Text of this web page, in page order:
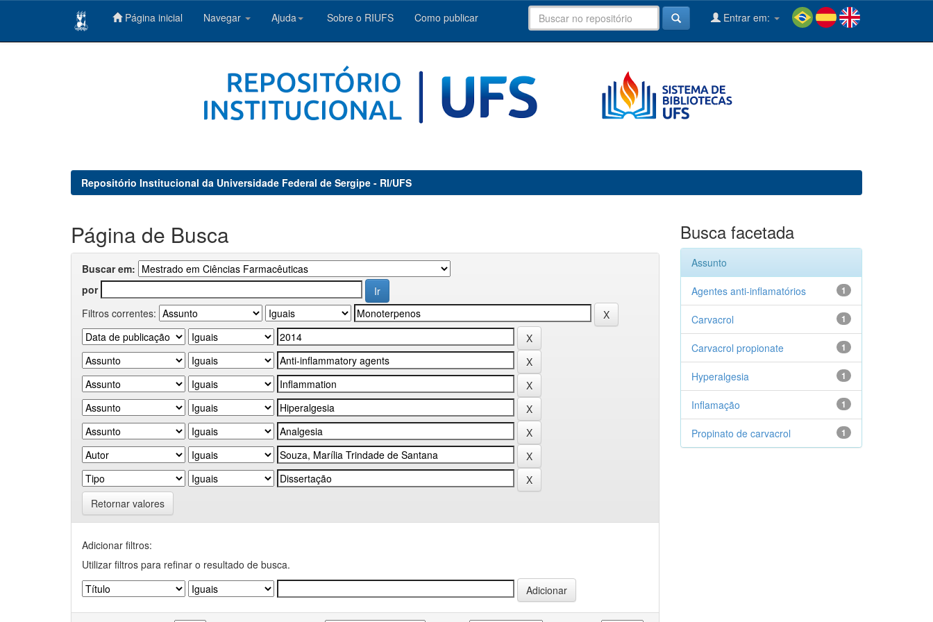
Página inicial Navegar Ajuda Sobre o RIUFS Como publicar Entrar em:
Repositório Institucional da Universidade Federal de Sergipe - RI/UFS
Página de Busca
Buscar em:
por
Filtros correntes:
Retornar valores
Adicionar filtros:
Utilizar filtros para refinar o resultado de busca.
Busca facetada
Assunto
1
Agentes anti-inflamatórios
1
Carvacrol
1
Carvacrol propionate
1
Hyperalgesia
1
Inflamação
1
Propinato de carvacrol